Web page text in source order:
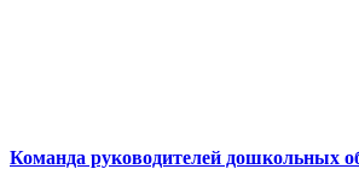
Команда руководителей дошкольных